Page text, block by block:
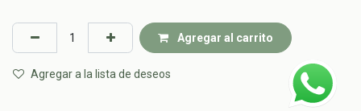
Agregar al carrito
Agregar a la lista de deseos